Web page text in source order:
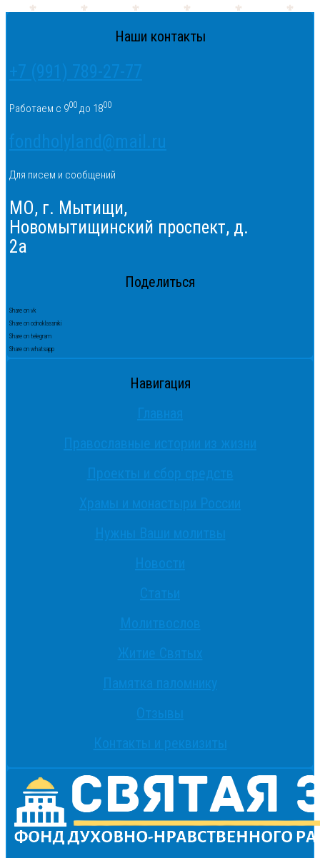
Наши контакты
+7 (991) 789-27-77
Работаем с 900 до 1800
fondholyland@mail.ru
Для писем и сообщений
МО, г. Мытищи,
Новомытищинский проспект, д.
2а
Поделиться
Share on vk
Share on odnoklassniki
Share on telegram
Share on whatsapp
Навигация
Главная
Православные истории из жизни
Проекты и сбор средств
Храмы и монастыри России
Нужны Ваши молитвы
Новости
Статьи
Молитвослов
Житие Святых
Памятка паломнику
Отзывы
Контакты и реквизиты